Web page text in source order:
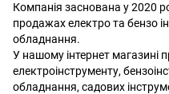
Компанія заснована у 2020
продажах електро та бензо
обладнання.
У нашому інтернет магазині
електроінструменту,
обладнання, садових